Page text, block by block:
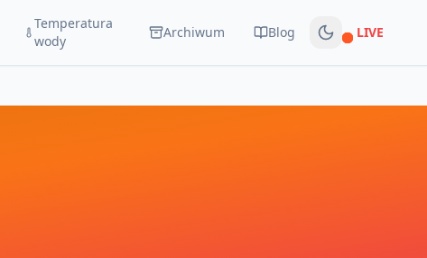
Temperatura
wody
Archiwum Blog Na żywo
LIVE